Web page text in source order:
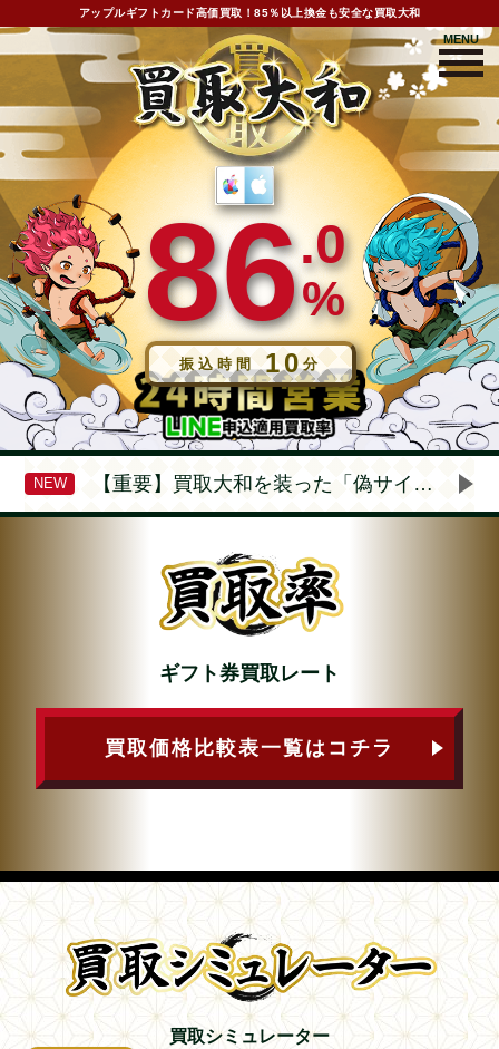
アップルギフトカード高価買取！85％以上換金も安全な買取大和
86.0
%
振込時間 10分
MENU
NEW 【重要】買取大和を装った「偽サイト・詐欺サイト」にご注意ください
ギフト券買取レート
買取価格比較表一覧はコチラ
買取シミュレーター